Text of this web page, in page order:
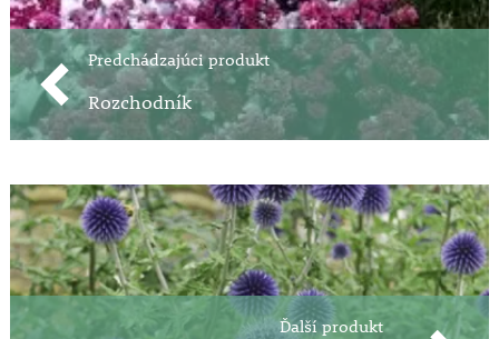
Predchádzajúci produkt
Rozchodník
Ďalší produkt